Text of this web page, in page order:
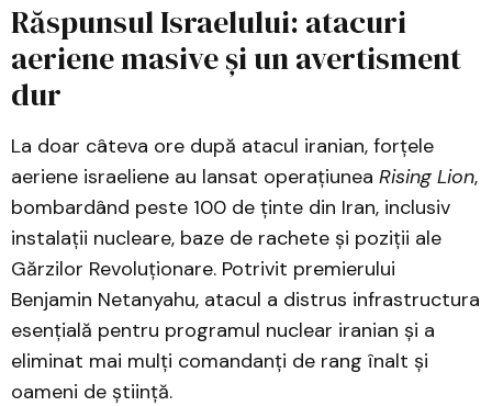
Răspunsul Israelului: atacuri
aeriene masive și un avertisment
dur
La doar câteva ore după atacul iranian, forțele
aeriene israeliene au lansat operațiunea Rising Lion,
bombardând peste 100 de ținte din Iran, inclusiv
instalații nucleare, baze de rachete și poziții ale
Gărzilor Revoluționare. Potrivit premierului
Benjamin Netanyahu, atacul a distrus infrastructura
esențială pentru programul nuclear iranian și a
eliminat mai mulți comandanți de rang înalt și
oameni de știință.